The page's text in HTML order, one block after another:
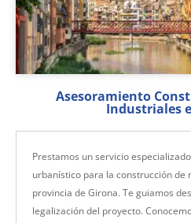
Asesoramiento
Industriales
Prestamos un servicio
urbanístico para la construcción de
provincia de Girona. Te guiamos
legalización del proyecto.